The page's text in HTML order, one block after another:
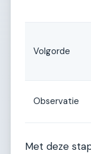
Volgorde
Observatie
Met deze